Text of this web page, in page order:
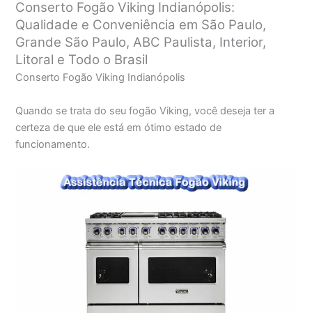
Conserto Fogão Viking Indianópolis:
Qualidade e Conveniência em São Paulo,
Grande São Paulo, ABC Paulista, Interior,
Litoral e Todo o Brasil
Conserto Fogão Viking Indianópolis
Quando se trata do seu fogão Viking, você deseja ter a
certeza de que ele está em ótimo estado de
funcionamento.